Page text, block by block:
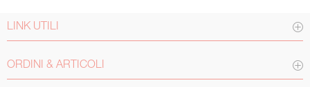
LINK UTILI
ORDINI & ARTICOLI